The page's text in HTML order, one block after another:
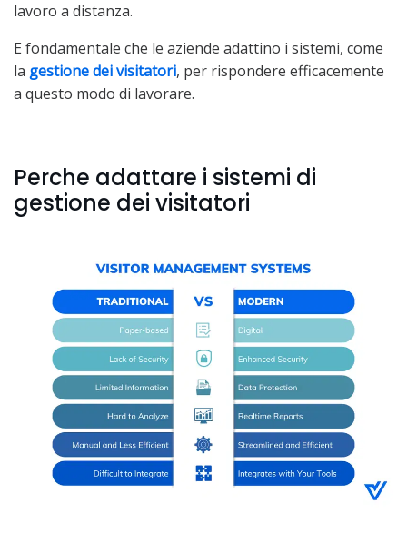
lavoro a distanza.
E fondamentale che le aziende adattino i sistemi, come
la gestione dei visitatori, per rispondere efficacemente
a questo modo di lavorare.
Perche adattare i sistemi di
gestione dei visitatori